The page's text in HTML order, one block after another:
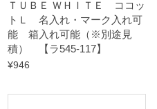
ＴＵＢＥ ＷＨＩＴＥ ココッ
トＬ 名入れ・マーク入れ可
能 箱入れ可能（※別途見
積） 【ラ545-117】
¥946